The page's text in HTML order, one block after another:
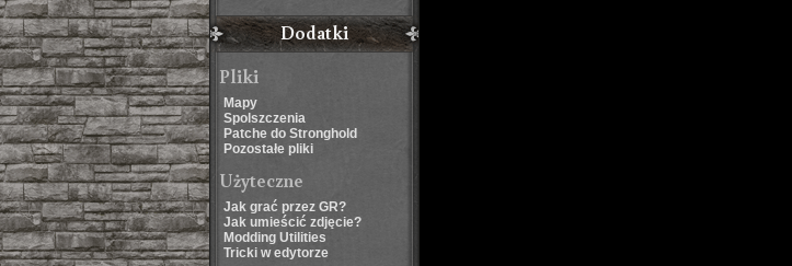
Dodatki
Pliki
Mapy
Spolszczenia
Patche do Stronghold
Pozostałe pliki
Użyteczne
Jak grać przez GR?
Jak umieścić zdjęcie?
Modding Utilities
Tricki w edytorze